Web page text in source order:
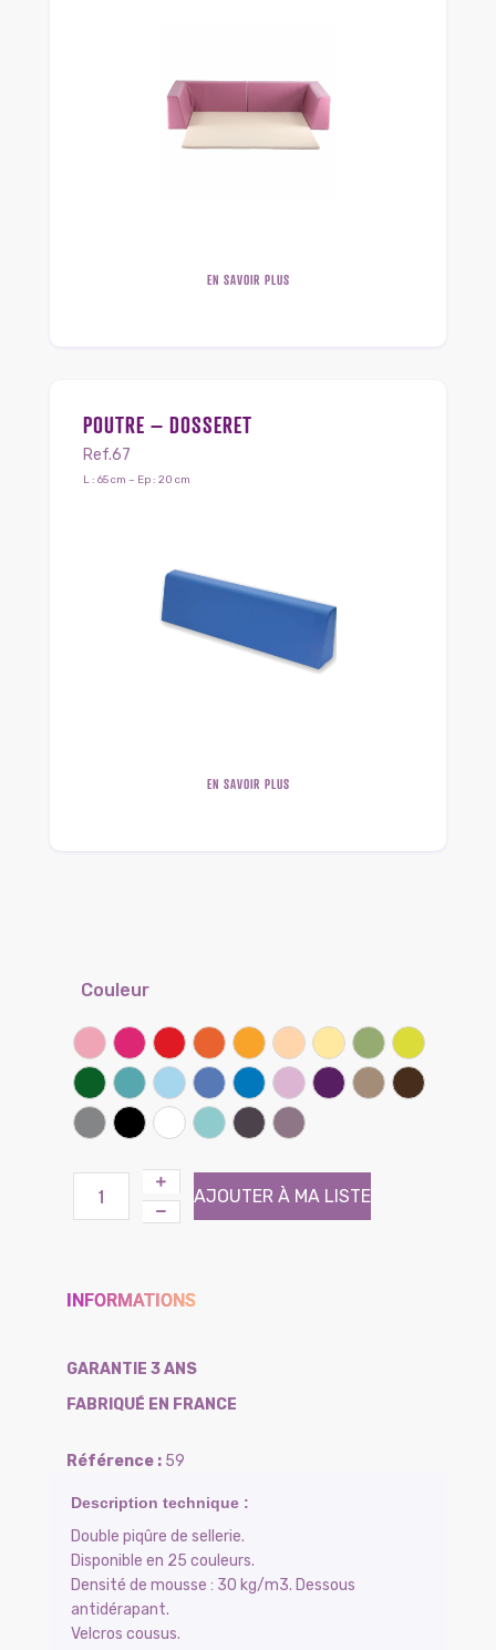
EN SAVOIR PLUS
POUTRE – DOSSERET
Ref.67
L : 65 cm – Ep : 20 cm
EN SAVOIR PLUS
Couleur
Rose FramboiseRouge coquelicot
Clémentine
Miel SableBananeLichenKiwi
Vert prairie
LagonCiel Lilas Bleu bleuet
Parme
Iris TaupeChocolat
Gris souris
Noir BlancAtoll (Effet tissé)
Brun (Effet tissé)
Violine (Effet tissé)
AJOUTER À MA LISTE
INFORMATIONS
GARANTIE 3 ANS
FABRIQUÉ EN FRANCE
59
Double piqûre de sellerie.
Disponible en 25 couleurs.
Densité de mousse : 30 kg/m3. Dessous
antidérapant.
Velcros cousus.